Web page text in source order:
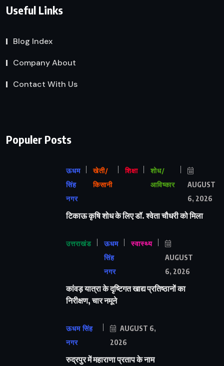
Useful Links
Blog Index
Company About
Contact With Us
Populer Posts
ऊधम
सिंह
नगर
खेती/
किसानी
शिक्षा
शोध/
आविष्कार
AUGUST
6, 2026
टिकाऊ कृषि शोध के लिए डॉ. श्वेता चौधरी को मिला
उत्तराखंड
ऊधम
सिंह
नगर
स्वास्थ्य
AUGUST
6, 2026
कांवड़ यात्रा के दृष्टिगत खाद्य प्रतिष्ठानों का
निरीक्षण, चार नमूने
ऊधम सिंह
नगर
AUGUST 6,
2026
रुद्रपुर में महाराणा प्रताप के नाम